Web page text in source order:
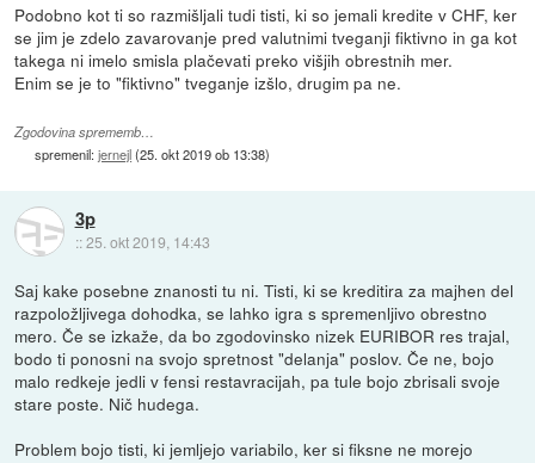
Podobno kot ti so razmišljali tudi tisti, ki so jemali kredite v CHF, ker
se jim je zdelo zavarovanje pred valutnimi tveganji fiktivno in ga kot
takega ni imelo smisla plačevati preko višjih obrestnih mer.
Enim se je to "fiktivno" tveganje izšlo, drugim pa ne.
Zgodovina sprememb…
spremenil:jernejl(25. okt 2019 ob 13:38)
3p
::25. okt 2019, 14:43
Saj kake posebne znanosti tu ni. Tisti, ki se kreditira za majhen del
razpoložljivega dohodka, se lahko igra s spremenljivo obrestno
mero. Če se izkaže, da bo zgodovinsko nizek EURIBOR res trajal,
bodo ti ponosni na svojo spretnost "delanja" poslov. Če ne, bojo
malo redkeje jedli v fensi restavracijah, pa tule bojo zbrisali svoje
stare poste. Nič hudega.
Problem bojo tisti, ki jemljejo variabilo, ker si fiksne ne morejo